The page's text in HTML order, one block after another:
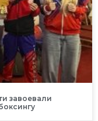
завоевали